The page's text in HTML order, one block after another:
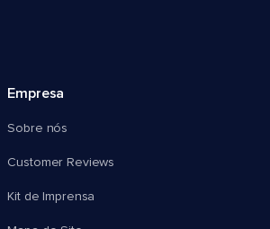
Empresa
Sobre nós
Customer Reviews
Kit de Imprensa